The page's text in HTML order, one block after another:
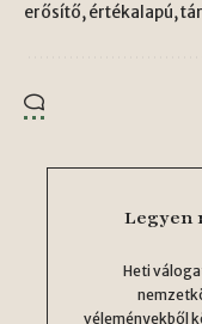
erősítő, értékalapú,
Legyen
Heti
véleményekből